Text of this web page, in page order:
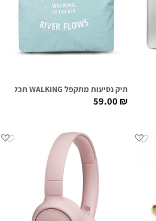
תיק נסיעות מתקפל WALKING תכלת
59.00₪